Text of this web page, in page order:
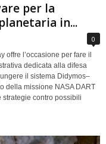
per la
in...
0
offre l’occasione per fare il
dedicata alla difesa
il sistema Didymos–
della missione NASA DART
contro possibili